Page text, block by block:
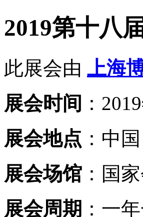
2019第十八
此展会由 上海
展会时间 ：
展会地点 ：中
展会场馆 ：国
展会周期 ：一